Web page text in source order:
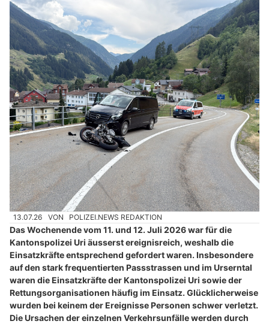
13.07.26 VON POLIZEI.NEWS REDAKTION
Das Wochenende vom 11. und 12. Juli 2026 war für die
Kantonspolizei Uri äusserst ereignisreich, weshalb die
Einsatzkräfte entsprechend gefordert waren. Insbesondere
auf den stark frequentierten Passstrassen und im Urserntal
waren die Einsatzkräfte der Kantonspolizei Uri sowie der
Rettungsorganisationen häufig im Einsatz. Glücklicherweise
wurden bei keinem der Ereignisse Personen schwer verletzt.
Die Ursachen der einzelnen Verkehrsunfälle werden durch